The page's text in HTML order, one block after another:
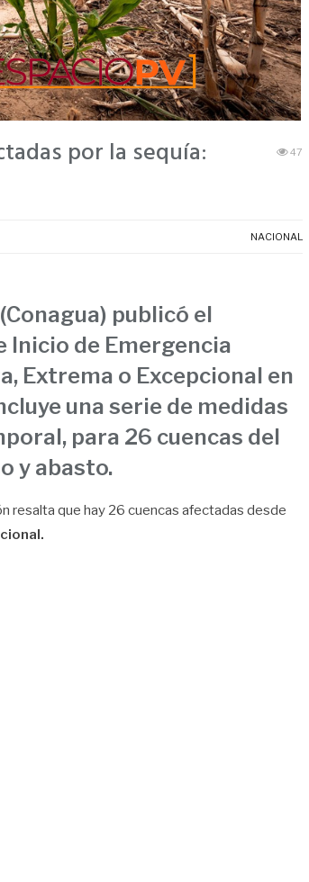
por la sequía:
47
NACIONAL
publicó el
Inicio de Emergencia
, Extrema o Excepcional en
una serie de medidas
para 26 cuencas del
y abasto.
resalta que hay 26 cuencas afectadas desde